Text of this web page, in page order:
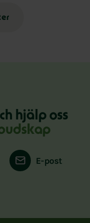
hjälp oss
E-post